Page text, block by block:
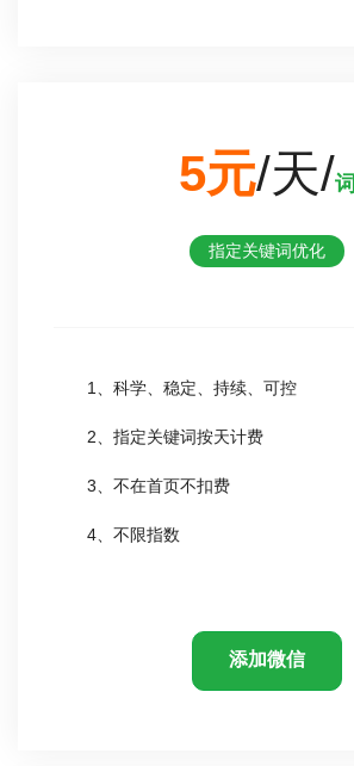
5元/天/词
指定关键词优化
1、科学、稳定、持续、可控
2、指定关键词按天计费
3、不在首页不扣费
4、不限指数
添加微信